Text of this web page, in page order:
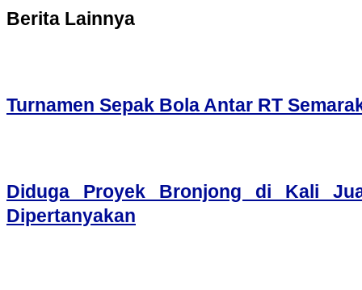
Berita Lainnya
Turnamen Sepak Bola Antar RT
Diduga Proyek Bronjong di Kali
Dipertanyakan